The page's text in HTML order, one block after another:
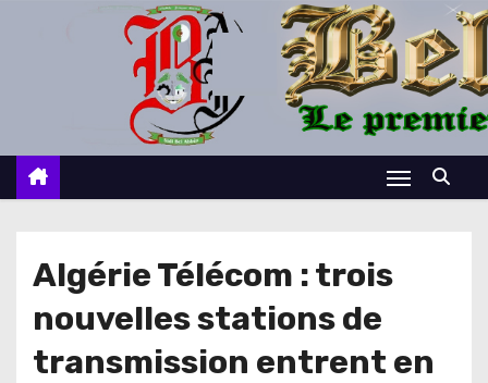
c
Algérie Télécom : trois
nouvelles stations de
transmission entrent en